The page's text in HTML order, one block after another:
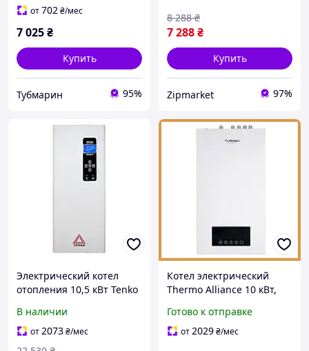
от702₴/мес
7 025₴
Купить
Тубмарин 95%
7 288₴
8 288 ₴
Купить
Zipmarket 97%
Электрический котел
отопления 10,5 кВт Tenko
навесной электрокотел
для дома бесшумный
В наличии
от2073₴/мес
Котел электрический
Thermo Alliance 10 кВт,
для отопления дома,
нерж теплообменник
Готово к отправке
от2029₴/мес